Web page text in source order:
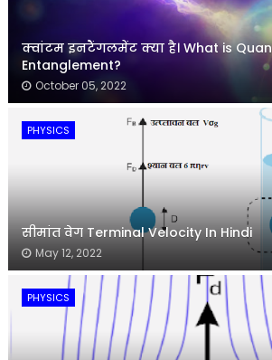
क्वांटम इनटैंगलमेंट क्या है। What is
Entanglement?
October 05, 2022
PHYSICS
सीमांत वेग Terminal Velocity In Hindi
May 12, 2022
PHYSICS